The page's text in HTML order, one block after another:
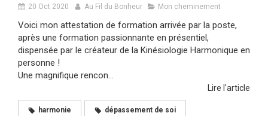
20 Oct 2020 Au Fil du Bonheur Mon cheminement
Voici mon attestation de formation arrivée par la poste,
après une formation passionnante en présentiel,
dispensée par le créateur de la Kinésiologie Harmonique en
personne !
Une magnifique rencon...
Lire l'article
harmonie dépassement de soi